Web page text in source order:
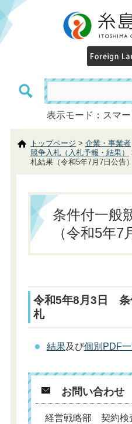
表示モード：スマー
トップページ > 企業・事業者
競争入札（入札予報・結果）
札結果（令和5年7月7日公告）
条件付一般
（令和5年7
令和5年8月3日 条
札
結果及び個別PDF
お問い合わせ
経営戦略部 契約検